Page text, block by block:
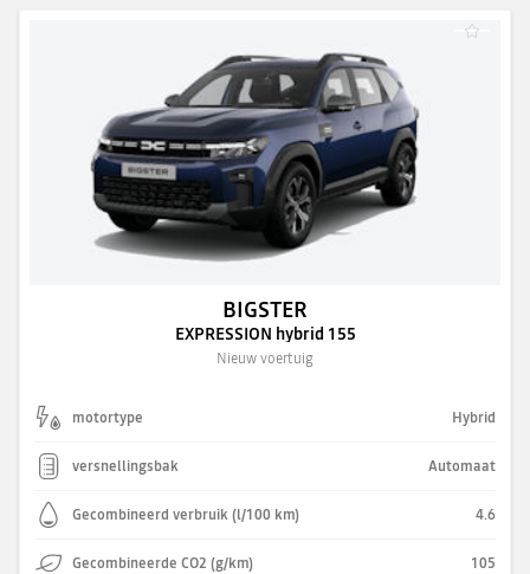
BIGSTER
EXPRESSION hybrid 155
Nieuw voertuig
motortype Hybrid
versnellingsbak Automaat
Gecombineerd verbruik (l/100 km) 4.6
Gecombineerde CO2 (g/km) 105